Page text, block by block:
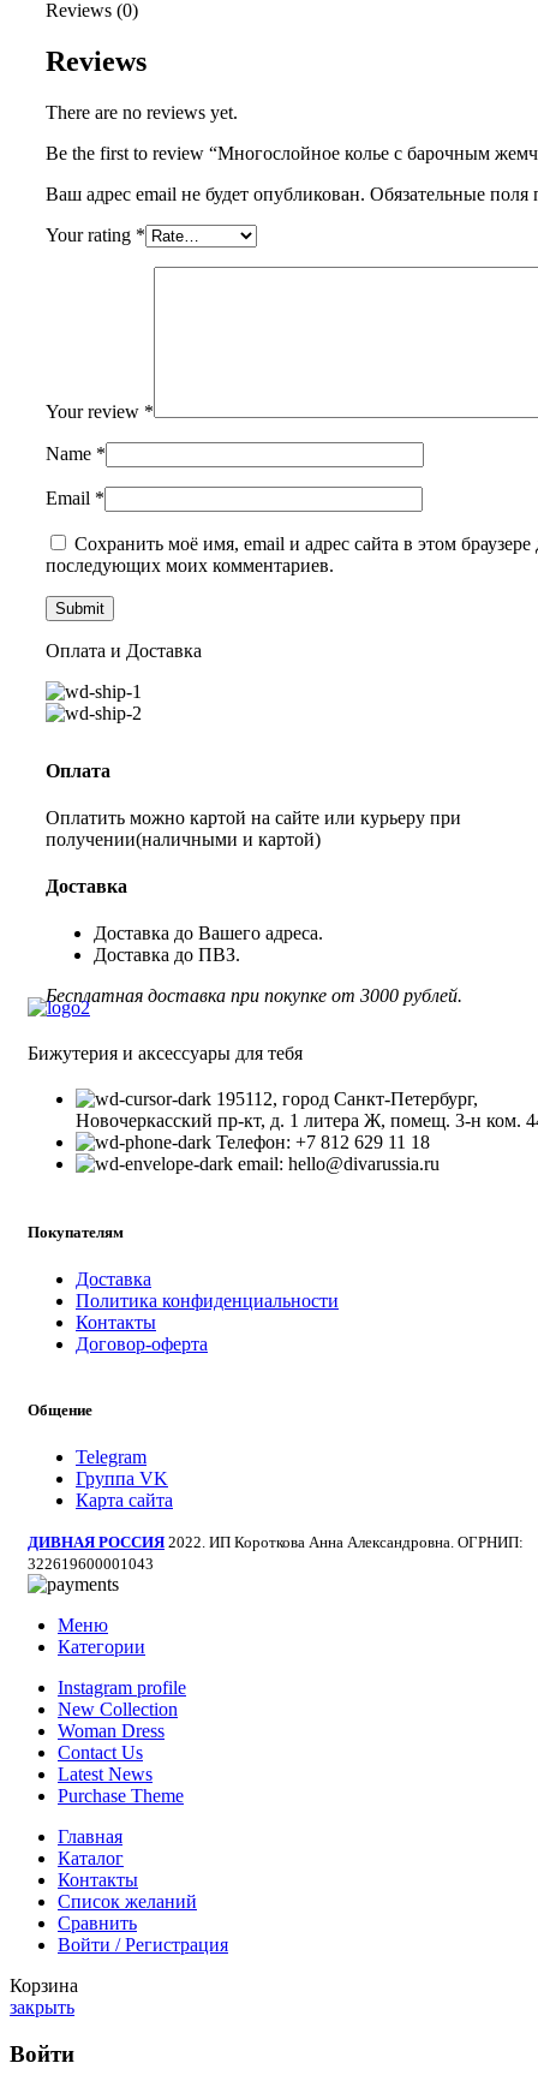
Reviews (0)
Reviews
There are no reviews yet.
Be the first to review “Многослойное колье с барочным
Ваш адрес email не будет опубликован. Обязательные
Your rating *
Your review *
Name *
Email *
Сохранить моё имя, email и адрес сайта в этом браузере
последующих моих комментариев.
Оплата и Доставка
Оплата
Оплатить можно картой на сайте или курьеру при
получении(наличными и картой)
Доставка
Доставка до Вашего адреса.
Доставка до ПВЗ.
Бесплатная доставка при покупке от 3000 рублей.
Бижутерия и аксессуары для тебя
195112, город Санкт-Петербург,
Новочеркасский пр-кт, д. 1 литера Ж, помещ. 3-н ком.
Телефон: +7 812 629 11 18
email: hello@divarussia.ru
Покупателям
Доставка
Политика конфиденциальности
Контакты
Договор-оферта
Общение
Telegram
Группа VK
Карта сайта
ДИВНАЯ РОССИЯ 2022. ИП Короткова Анна Александровна. ОГРНИП:
322619600001043
Меню
Категории
Instagram profile
New Collection
Woman Dress
Contact Us
Latest News
Purchase Theme
Главная
Каталог
Контакты
Список желаний
Сравнить
Войти / Регистрация
Корзина
закрыть
Войти